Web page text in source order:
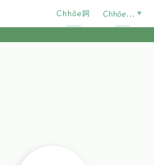
Chhōe詞 Chhōe...